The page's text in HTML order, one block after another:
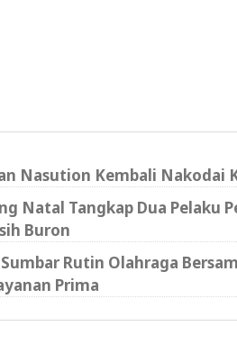
Nasution Kembali Nakodai
Natal Tangkap Dua Pelaku
Buron
Rutin Olahraga
Prima